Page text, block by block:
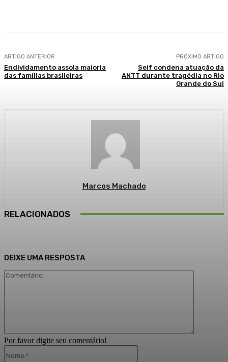
ARTIGO ANTERIOR
Endividamento assola maioria
das famílias brasileiras
PRÓXIMO ARTIGO
Seif condena atuação da
ANTT durante tragédia no Rio
Grande do Sul
Marcos Machado
RELACIONADOS
DEIXE UMA RESPOSTA
Por favor digite seu comentário!